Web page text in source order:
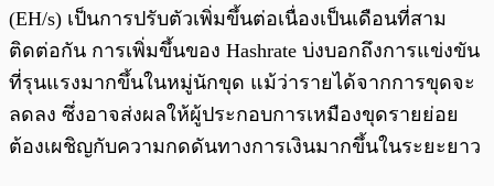
(EH/s) เป็นการปรับตัวเพิ่มขึ้นต่อเนื่องเป็นเดือนที่สาม
ติดต่อกัน การเพิ่มขึ้นของ Hashrate บ่งบอกถึงการแข่งขัน
ที่รุนแรงมากขึ้นในหมู่นักขุด แม้ว่ารายได้จากการขุดจะ
ลดลง ซึ่งอาจส่งผลให้ผู้ประกอบการเหมืองขุดรายย่อย
ต้องเผชิญกับความกดดันทางการเงินมากขึ้นในระยะยาว